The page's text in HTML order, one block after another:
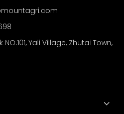
Yali Village, Zhutai Town,